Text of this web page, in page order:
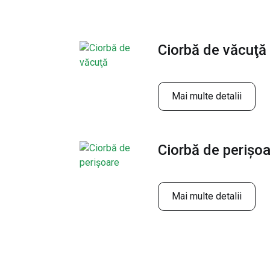
Ciorbă de văcuţă
Mai multe detalii
Ciorbă de
Mai multe detalii